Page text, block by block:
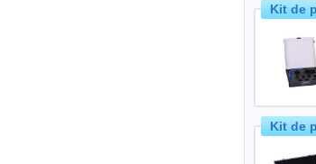
Kit de
Kit de